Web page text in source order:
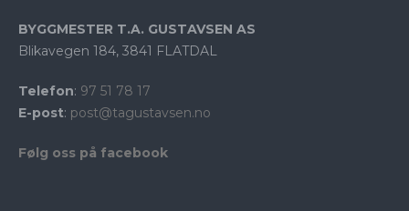
BYGGMESTER T.A. GUSTAVSEN AS
Blikavegen 184, 3841 FLATDAL
Telefon: 97 51 78 17
E-post: post@tagustavsen.no
Følg oss på facebook